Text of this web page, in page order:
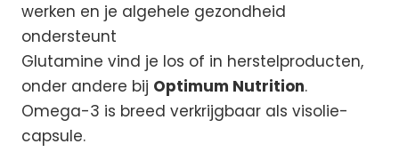
werken en je algehele gezondheid
ondersteunt
Glutamine vind je los of in herstelproducten,
onder andere bij Optimum Nutrition.
Omega-3 is breed verkrijgbaar als visolie-
capsule.